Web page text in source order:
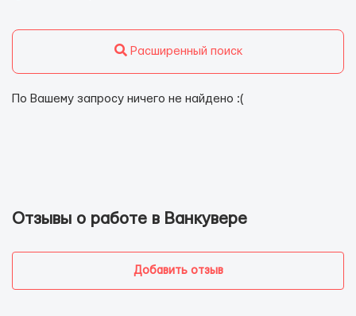
Расширенный поиск
По Вашему запросу ничего не найдено :(
Отзывы о работе в Ванкувере
Добавить отзыв